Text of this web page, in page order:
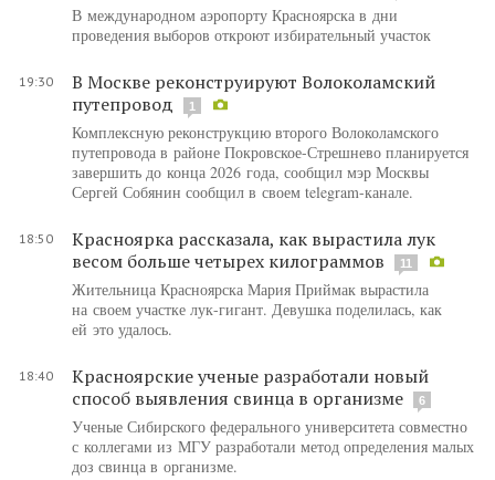
В международном аэропорту Красноярска в дни
проведения выборов откроют избирательный участок
19:30
В Москве реконструируют Волоколамский
путепровод
1
Комплексную реконструкцию второго Волоколамского
путепровода в районе Покровское-Стрешнево планируется
завершить до конца 2026 года, сообщил мэр Москвы
Сергей Собянин сообщил в своем telegram-канале.
18:50
Красноярка рассказала, как вырастила лук
весом больше четырех килограммов
11
Жительница Красноярска Мария Приймак вырастила
на своем участке лук-гигант. Девушка поделилась, как
ей это удалось.
18:40
Красноярские ученые разработали новый
способ выявления свинца в организме
6
Ученые Сибирского федерального университета совместно
с коллегами из МГУ разработали метод определения малых
доз свинца в организме.